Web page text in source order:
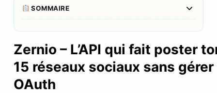
SOMMAIRE Afficher/
1 Mon verdict après 10 jours
2
Le problème que Zernio résout (et que tu vis
probablement)
3 Ce qu’est Zernio – et ce qu’il n’est pas
Zernio – L’API qui fait poster
15 réseaux sociaux sans
OAuth